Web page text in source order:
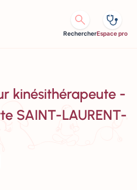
RechercherEspace pro
kinésithérapeute -
SAINT-LAURENT-